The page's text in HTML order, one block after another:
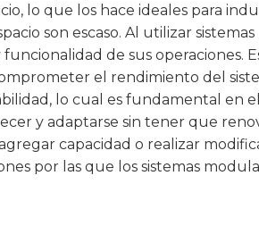
lo que los hace ideales para
son escaso. Al utilizar
de sus operaciones.
el rendimiento del
lo cual es fundamental en
y adaptarse sin tener que
capacidad o realizar
por las que los sistemas